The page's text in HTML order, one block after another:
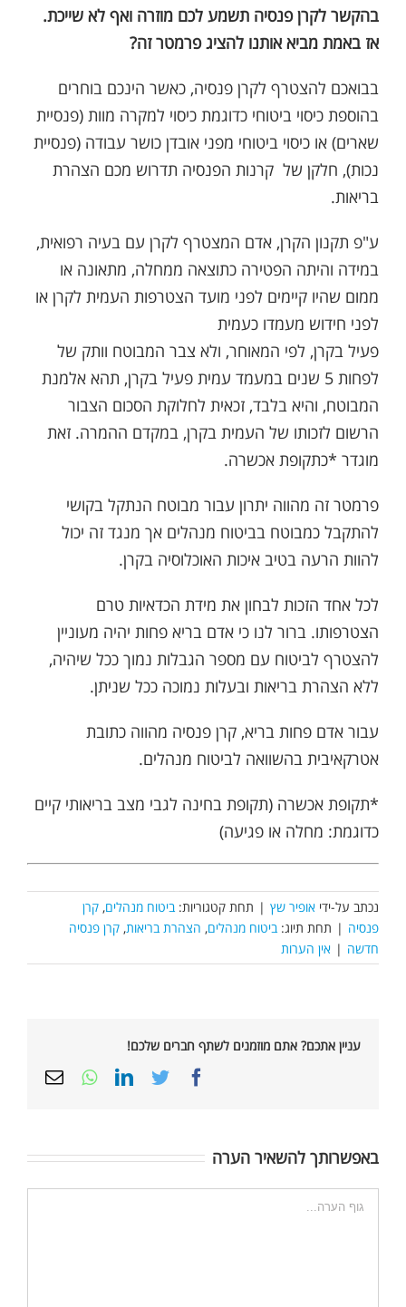
בהקשר לקרן פנסיה תשמע לכם מוזרה ואף לא שייכת.
אז באמת מביא אותנו להציג פרמטר זה?
בבואכם להצטרף לקרן פנסיה, כאשר הינכם בוחרים
בהוספת כיסוי ביטוחי כדוגמת כיסוי למקרה מוות (פנסיית
שארים) או כיסוי ביטוחי מפני אובדן כושר עבודה (פנסיית
נכות), חלקן של קרנות הפנסיה תדרוש מכם הצהרת
בריאות.
ע"פ תקנון הקרן, אדם המצטרף לקרן עם בעיה רפואית,
במידה והיתה הפטירה כתוצאה ממחלה, מתאונה או
ממום שהיו קיימים לפני מועד הצטרפות העמית לקרן או
לפני חידוש מעמדו כעמית
פעיל בקרן, לפי המאוחר, ולא צבר המבוטח וותק של
לפחות 5 שנים במעמד עמית פעיל בקרן, תהא אלמנת
המבוטח, והיא בלבד, זכאית לחלוקת הסכום הצבור
הרשום לזכותו של העמית בקרן, במקדם ההמרה. זאת
מוגדר *כתקופת אכשרה.
פרמטר זה מהווה יתרון עבור מבוטח הנתקל בקושי
להתקבל כמבוטח בביטוח מנהלים אך מנגד זה יכול
להוות הרעה בטיב איכות האוכלוסיה בקרן.
לכל אחד הזכות לבחון את מידת הכדאיות טרם
הצטרפותו. ברור לנו כי אדם בריא פחות יהיה מעוניין
להצטרף לביטוח עם מספר הגבלות נמוך ככל שיהיה,
ללא הצהרת בריאות ובעלות נמוכה ככל שניתן.
עבור אדם פחות בריא, קרן פנסיה מהווה כתובת
אטרקאיבית בהשוואה לביטוח מנהלים.
*תקופת אכשרה (תקופת בחינה לגבי מצב בריאותי קיים
כדוגמת: מחלה או פגיעה)
נכתב על-ידי אופיר שץ | תחת קטגוריות:ביטוח מנהלים, קרן
פנסיה | תחת תיוג:ביטוח מנהלים, הצהרת בריאות, קרן פנסיה
חדשה | אין הערות
עניין אתכם? אתם מוזמנים לשתף חברים שלכם!
Facebook
Twitter
LinkedIn
Whatsapp
Email
באפשרותך להשאיר הערה
הערה